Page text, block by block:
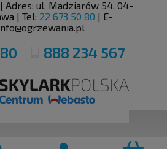
| Adres: ul. Madziarów 54, 04-
| Tel: 22 673 50 80 | E-
888 234 567